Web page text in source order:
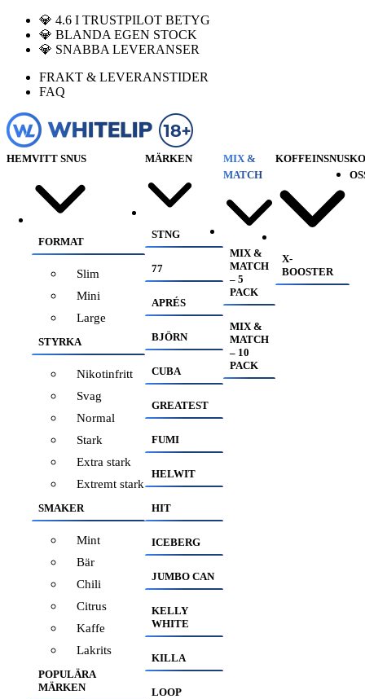
💎 4.6 I TRUSTPILOT BETYG
💎 BLANDA EGEN STOCK
💎 SNABBA LEVERANSER
FRAKT & LEVERANSTIDER
FAQ
HEMVITT SNUS
FORMAT
Slim
Mini
Large
STYRKA
Nikotinfritt
Svag
Normal
Stark
Extra stark
Extremt stark
SMAKER
Mint
Bär
Chili
Citrus
Kaffe
Lakrits
POPULÄRA
MÄRKEN
MÄRKEN
STNG
77
APRÉS
BJÖRN
CUBA
GREATEST
FUMI
HELWIT
HIT
ICEBERG
JUMBO CAN
KELLY
WHITE
KILLA
LOOP
MIX &
MATCH
MIX &
MATCH
– 5
PACK
MIX &
MATCH
– 10
PACK
KOFFEINSNUS
X-
BOOSTER